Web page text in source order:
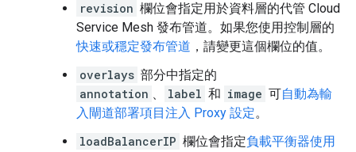
revision 欄位會指定用於資料層的代管 Cloud
Service Mesh 發布管道。如果您使用控制層的
快速或穩定發布管道 ，請變更這個欄位的值。
overlays 部分中指定的
annotation 、 label 和 image 可自動為輸
入閘道部署項目注入 Proxy 設定。
loadBalancerIP 欄位會指定負載平衡器使用